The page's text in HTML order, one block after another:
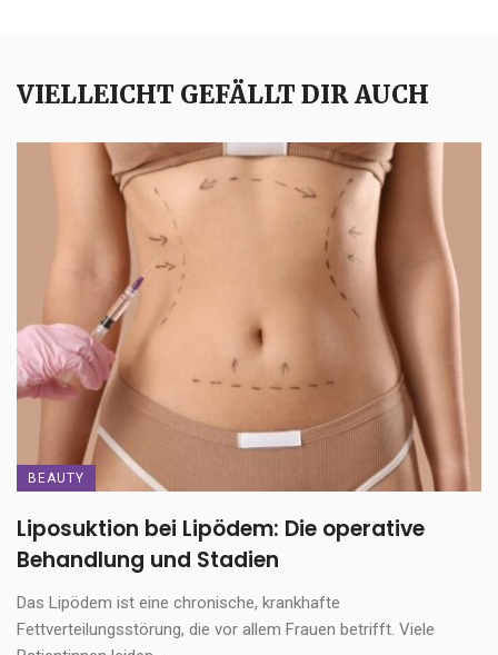
VIELLEICHT GEFÄLLT DIR AUCH
BEAUTY
Liposuktion bei Lipödem: Die operative
Behandlung und Stadien
Das Lipödem ist eine chronische, krankhafte
Fettverteilungsstörung, die vor allem Frauen betrifft. Viele